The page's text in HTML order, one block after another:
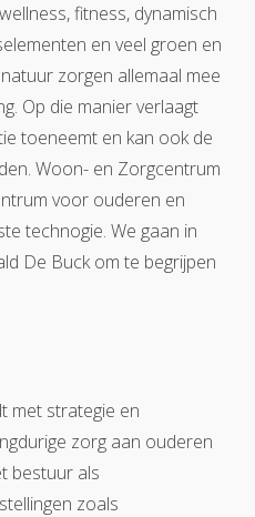
fitness, dynamisch
en veel groen en
zorgen allemaal mee
Op die manier verlaagt
toeneemt en kan ook de
Woon- en Zorgcentrum
voor ouderen en
technogie. We gaan in
De Buck om te begrijpen
met strategie en
zorg aan ouderen
bestuur als
zoals